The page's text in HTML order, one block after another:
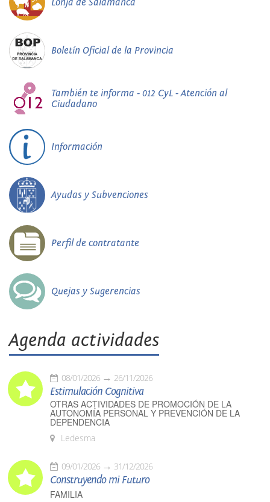
Boletín Oficial de la Provincia
También te informa - 012 CyL - Atención al
Ciudadano
Información
Ayudas y Subvenciones
Perfil de contratante
Quejas y Sugerencias
Agenda actividades
08/01/2026 26/11/2026
Estimulación Cognitiva
OTRAS ACTIVIDADES DE PROMOCIÓN DE LA
AUTONOMÍA PERSONAL Y PREVENCIÓN DE LA
DEPENDENCIA
Ledesma
09/01/2026 31/12/2026
Construyendo mi Futuro
FAMILIA